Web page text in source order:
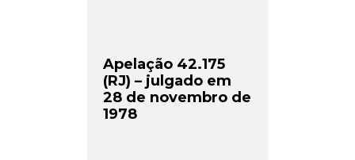
Apelação 42.175
(RJ) – julgado em
28 de novembro de
1978